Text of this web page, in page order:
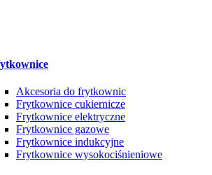
Akcesoria do frytkownic
Frytkownice cukiernicze
Frytkownice elektryczne
Frytkownice gazowe
Frytkownice indukcyjne
Frytkownice wysokociśnieniowe